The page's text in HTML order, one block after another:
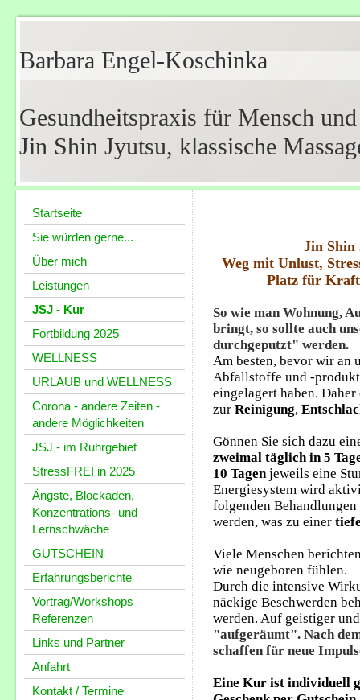
Barbara Engel-Koschinka
Gesundheitspraxis für Mensch
Jin Shin Jyutsu, klassische
Startseite
Sie würden gerne...
Über mich
Leistungen
JSJ - Kur
Fortbildung 2025
WELLNESS
URLAUB und WELLNESS
Corona - andere Zeiten -
andere Möglichkeiten
JSJ - im Ruhrgebiet
StressFREI in 2025
Ängste, Blockaden,
Konzentrations- und
Lernschwäche
GUTSCHEIN
Erfahrungsberichte
Vortrag/Workshops
Referenzen
Links und Partner
Anfahrt
Kontakt / Termine
Jin Shin
Weg mit Unlust,
Platz für
So wie man Wohnung,
bringt, so sollte auch
durchgeputzt" werden.
Am besten, bevor wir an
Abfallstoffe und -
eingelagert haben.
zur Reinigung,
Gönnen Sie sich dazu
zweimal täglich in 5
10 Tagenjeweils eine
Energiesystem wird
folgenden
werden, was zu einer
Viele Menschen
wie neugeboren fühlen.
Durch die intensive
näckige Beschwerden
werden. Auf geistiger
"aufgeräumt". Nach
schaffen für neue
Eine Kur ist individuell